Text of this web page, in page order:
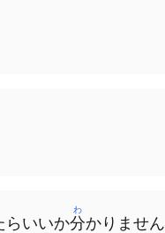
らいいか分
わ
かりません